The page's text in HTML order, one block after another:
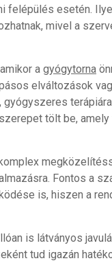
felépülés esetén.
mivel a
a gyógytorna
elváltozások
tölt be,
Fontos a
is, hiszen a
is látványos
tud igazán